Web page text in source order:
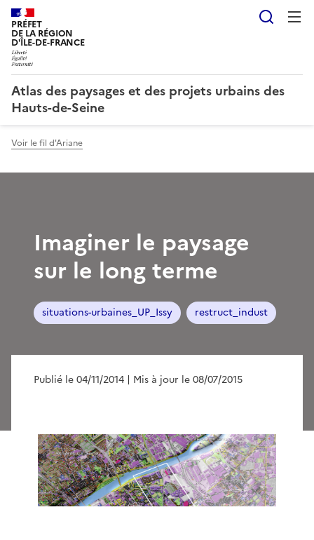
PRÉFET
DE LA RÉGION
D'ÎLE-DE-FRANCE
Atlas des paysages et des projets urbains des
Hauts-de-Seine
Voir le fil d'Ariane
Imaginer le paysage
sur le long terme
situations-urbaines_UP_Issy restruct_indust
Publié le 04/11/2014 | Mis à jour le 08/07/2015